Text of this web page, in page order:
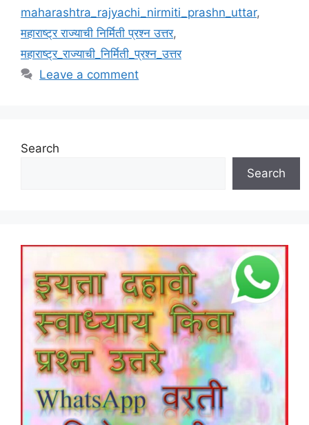
maharashtra_rajyachi_nirmiti_prashn_uttar,
महाराष्ट्र राज्याची निर्मिती प्रश्न उत्तर,
महाराष्ट्र_राज्याची_निर्मिती_प्रश्न_उत्तर
Leave a comment
Search
Search